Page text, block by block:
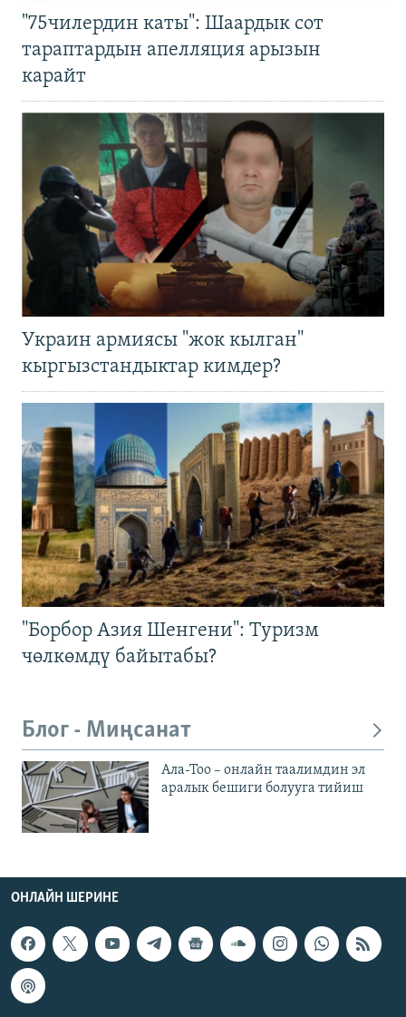
"75чилердин каты": Шаардык сот
тараптардын апелляция арызын
карайт
Украин армиясы "жок кылган"
кыргызстандыктар кимдер?
"Борбор Азия Шенгени": Туризм
чөлкөмдү байытабы?
Блог - Миңсанат
Ала-Тоо – онлайн таалимдин эл
аралык бешиги болууга тийиш
ОНЛАЙН ШЕРИНЕ